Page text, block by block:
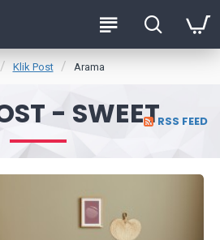
Klik Post Arama
- SWEETRSS FEED